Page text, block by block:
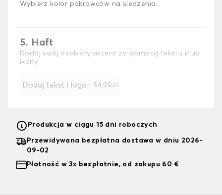
Wybierz kolor pokrowców na siedzenia.
5. Haft
Dodaj swój osobisty akcent za pomocą tekstu i/lub
ikony
Dodaj tekst i logo + 54,00zł
Produkcja w ciągu 15 dni roboczych
Przewidywana bezpłatna dostawa w dniu 2026-
09-02
Płatność w 3x bezpłatnie, od zakupu 60 €